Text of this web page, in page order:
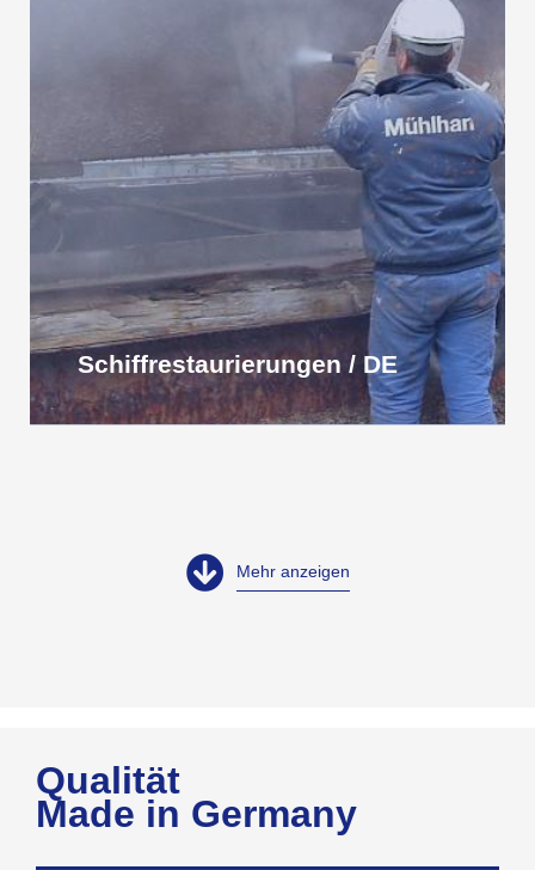
Schiff­restau­rierungen / DE
Mehr anzeigen
Qualität
Made in Germany